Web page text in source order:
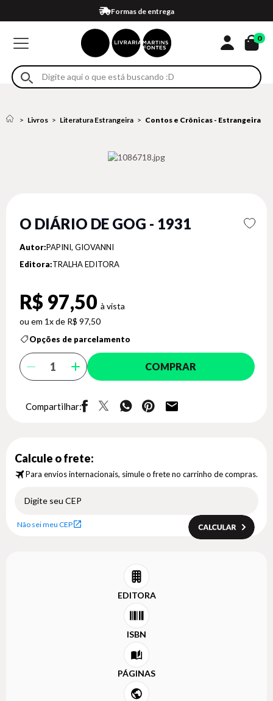
Formas de entrega
Compra 100% segura
Em até 4x sem juros no cartão*
Retire na loja
Eventos
0
Livros Literatura Estrangeira Contos e Crônicas - Estrangeira
O DIÁRIO DE GOG - 1931
Autor:PAPINI, GIOVANNI
Editora:TRALHA EDITORA
R$ 97,50
1x de R$ 97,50
Opções de parcelamento
COMPRAR
Compartilhar:
Calcule o frete:
Para envios internacionais, simule o frete no carrinho de compras.
Não sei meu CEP
EDITORA
ISBN
PÁGINAS